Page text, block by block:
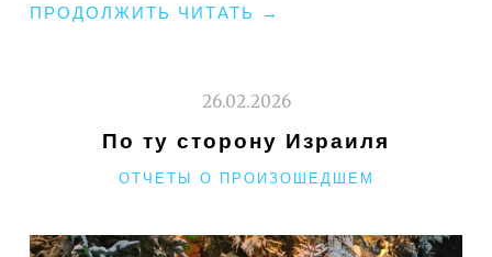
ПРОДОЛЖИТЬ ЧИТАТЬ
"МОЛОДОЙ
И
ПРИЯТНОЕ
ОТСУТСТВИЕ"
→
26.02.2026
По ту сторону Израиля
РУБРИКИ
ОТЧЕТЫ О ПРОИЗОШЕДШЕМ